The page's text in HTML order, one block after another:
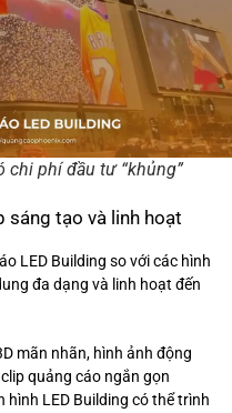
chi phí đầu tư “khủng”
sáng tạo và linh hoạt
LED Building so với các hình
đa dạng và linh hoạt đến
mãn nhãn, hình ảnh động
quảng cáo ngắn gọn
LED Building có thể trình